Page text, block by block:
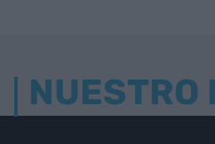
NUESTRO